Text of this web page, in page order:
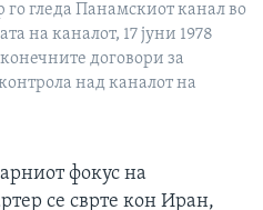
гледа Панамскиот канал во
на каналот, 17 јуни 1978
договори за
над каналот на
фокус на
се сврте кон Иран,